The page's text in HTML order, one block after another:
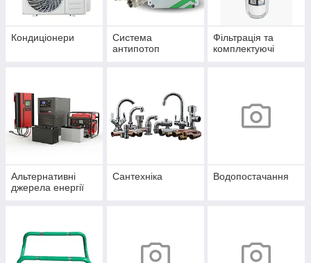
Кондиціонери
Система
антипотоп
Фільтрація та
комплектуючі
Альтернативні
джерела енергії
Сантехніка Водопостачання